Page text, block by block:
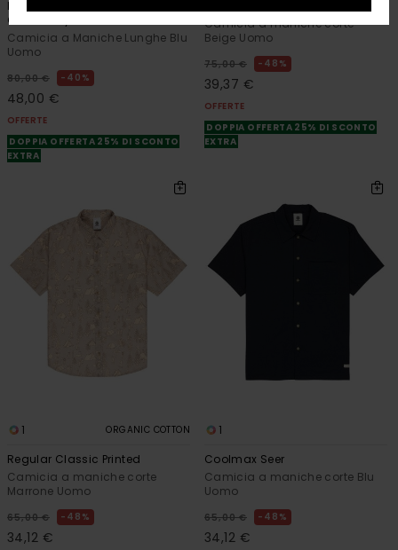
Button Down Regular
Chambray
Camicia a Maniche Lunghe Blu
Uomo
80,00 € 40%
48,00 €
OFFERTE
DOPPIA OFFERTA 25% DI SCONTO
EXTRA
Camicia a maniche corte
Beige Uomo
75,00 € 48%
39,37 €
OFFERTE
DOPPIA OFFERTA 25% DI SCONTO
EXTRA
1 ORGANIC COTTON
Regular Classic Printed
Camicia a maniche corte
Marrone Uomo
65,00 € 48%
34,12 €
1
Coolmax Seer
Camicia a maniche corte Blu
Uomo
65,00 € 48%
34,12 €